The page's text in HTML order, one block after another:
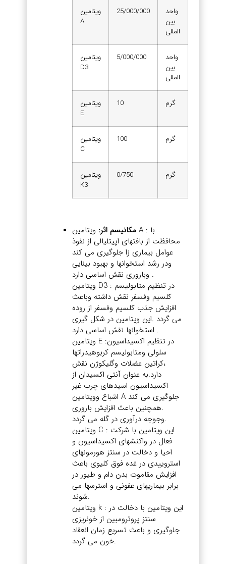
ویتامین
A
25/000/000
واحد
بین
المللی
ویتامین
D3
5/000/000
واحد
بین
المللی
ویتامین
E
10 گرم
ویتامین
C
100 گرم
ویتامین
K3
0/750 گرم
مکانیسم اثر: ویتامین A : با
محافظت از بافتهای اپیتلیالی از نفوذ
عوامل بیماری زا جلوگیری می کند
ودر رشد استخوانها و بهبود بینایی
وباروری نقش اساسی دارد .
ویتامین D3 : در تنظیم متابولیسم
کلسیم وفسفر نقش داشته وباعث
افزایش جذب کلسیم وفسفر از روده
می گردد .این ویتامین در شکل گیری
استخوانها نقش اساسی دارد .
ویتامین E :در تنظیم اکسیداسیون
سلولی ومتابولیسم کربوهیدراتها
،کراتین عضلات وگلیکوژن نقش
دارد.به عنوان آنتی اکسیدان از
اکسیداسیون اسیدهای چرب غیر
اشباع وویتامین A جلوگیری می کند
.همچنین باعث افزایش باروری
وجوجه درآوری در گله می گردد.
ویتامین C : این ویتامین با شرکت
فعال در واکنشهای اکسیداسیون و
احیا و دخالت در سنتز هورمونهای
استروییدی در غده فوق کلیوی باعث
افزایش مقاموت بدن دام و طیور در
برابر بیماریهای عفونی و استرسها می
شوند.
ویتامین k : این ویتامین با دخالت در
سنتز پروترومبین از خونریزی
جلوگیری و باعث تسریع زمان انعقاد
خون می گردد.